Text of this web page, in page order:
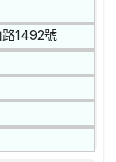
1492號